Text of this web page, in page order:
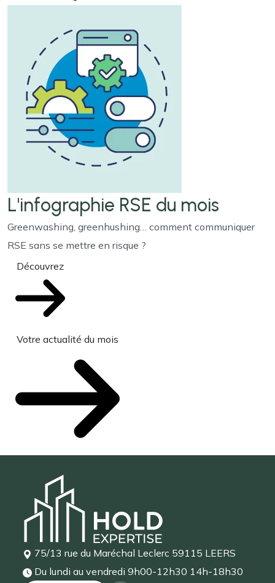
L'infographie RSE du mois
Greenwashing, greenhushing… comment communiquer
RSE sans se mettre en risque ?
Découvrez
Votre actualité du mois
75/13 rue du Maréchal Leclerc 59115 LEERS
Du lundi au vendredi9h00-12h30 14h-18h30